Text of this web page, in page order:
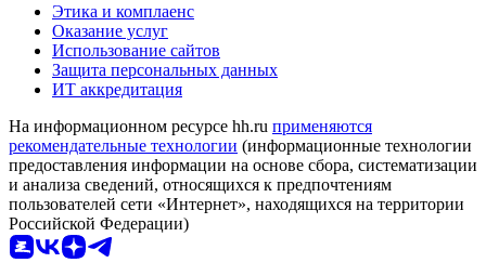
Этика и комплаенс
Оказание услуг
Использование сайтов
Защита персональных данных
ИТ аккредитация
На информационном ресурсе hh.ru применяются
рекомендательные технологии (информационные технологии
предоставления информации на основе сбора, систематизации
и анализа сведений, относящихся к предпочтениям
пользователей сети «Интернет», находящихся на территории
Российской Федерации)